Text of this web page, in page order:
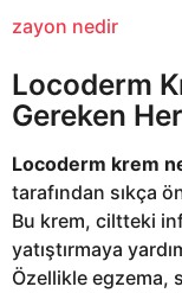
zayon nedir
Locoderm
Gereken
Locoderm krem
tarafından sıkça
Bu krem, ciltteki
yatıştırmaya
Özellikle egzema,